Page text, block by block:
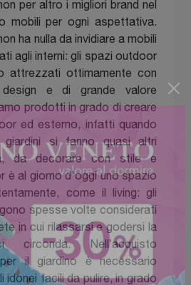
per altro i migliori brand nel
mobili per ogni aspettativa.
ha nulla da invidiare a mobili
agli interni: gli spazi outdoor
attrezzati ottimamente con
e di grande valore
prodotti in grado di creare
ed esterno, infatti quando
si fanno quasi altri
da decorare con stile e
è al giorno d'oggi uno spazio
come il living: gli
spesse volte considerati
in cui rilassarsi e godersi la
Nell’acquisto
per il giardino è necessario
idonei facili da pulire, in grado